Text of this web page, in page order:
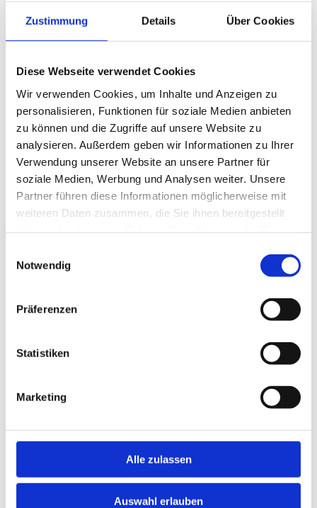
Zustimmung Details Über Cookies
Diese Webseite verwendet Cookies
Wir verwenden Cookies, um Inhalte und Anzeigen zu
personalisieren, Funktionen für soziale Medien anbieten
zu können und die Zugriffe auf unsere Website zu
analysieren. Außerdem geben wir Informationen zu Ihrer
Verwendung unserer Website an unsere Partner für
soziale Medien, Werbung und Analysen weiter. Unsere
Partner führen diese Informationen möglicherweise mit
weiteren Daten zusammen, die Sie ihnen bereitgestellt
Notwendig
Präferenzen
Statistiken
Marketing
Alle zulassen
Auswahl erlauben
Ähnliche Produkte